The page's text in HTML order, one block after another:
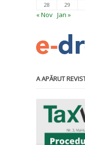
28
29
« Nov Jan »
A APĂRUT